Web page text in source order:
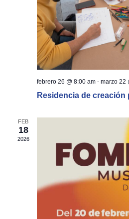
febrero 26 @ 8:00 am- marzo 22
Residencia de
FEB
18
2026